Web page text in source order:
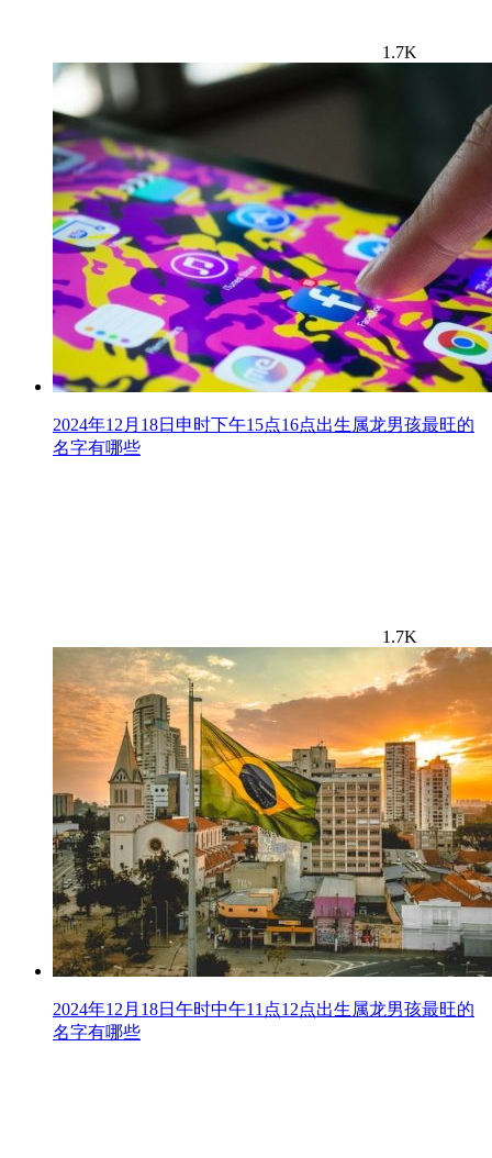
1.7K
2024年12月18日申时下午15点16点出生属龙男孩最旺的
名字有哪些
1.7K
2024年12月18日午时中午11点12点出生属龙男孩最旺的
名字有哪些